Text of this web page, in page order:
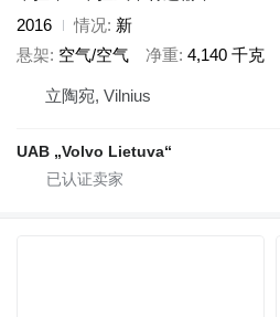
2016
情况 新
悬架 空气/空气 净重 4,140 千克
立陶宛, Vilnius
UAB „Volvo Lietuva“